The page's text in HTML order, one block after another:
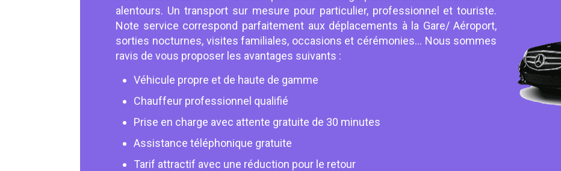
alentours. Un transport sur mesure pour particulier, professionnel et touriste.
Note service correspond parfaitement aux déplacements à la Gare/ Aéroport,
sorties nocturnes, visites familiales, occasions et cérémonies... Nous sommes
ravis de vous proposer les avantages suivants :
Véhicule propre et de haute de gamme
Chauffeur professionnel qualifié
Prise en charge avec attente gratuite de 30 minutes
Assistance téléphonique gratuite
Tarif attractif avec une réduction pour le retour